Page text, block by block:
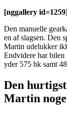
[nggallery
Den manuelle
en af slagsen. Den
Martin udelukker
Endvidere har
yder 575 hk samt
Den
Martin